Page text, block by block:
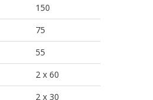
150
75
55
2 x 60
2 x 30